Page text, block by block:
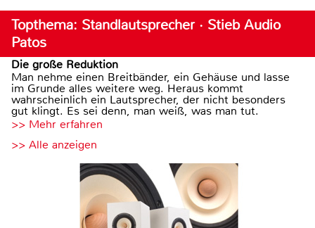
Topthema: Standlautsprecher · Stieb Audio
Patos
Die große Reduktion
Man nehme einen Breitbänder, ein Gehäuse und lasse
im Grunde alles weitere weg. Heraus kommt
wahrscheinlich ein Lautsprecher, der nicht besonders
gut klingt. Es sei denn, man weiß, was man tut.
>> Mehr erfahren
>> Alle anzeigen